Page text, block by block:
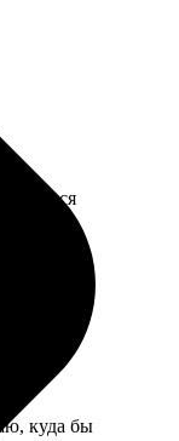
куда бы